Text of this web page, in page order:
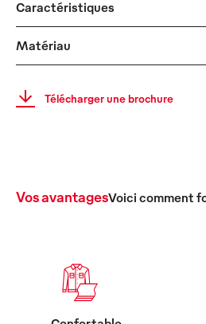
Caractéristiques
Matériau
Télécharger une brochure
Vos avantagesVoici comment